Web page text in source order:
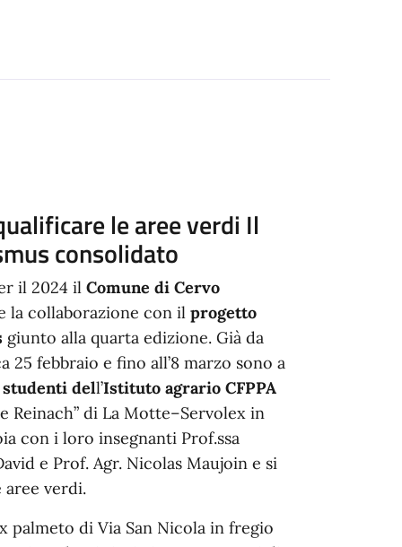
le aree verdi Il
consolidato
il 2024 il Comune di Cervo
la collaborazione con il progetto
giunto alla quarta edizione. Già da
25 febbraio e fino all’8 marzo sono a
studenti dell’Istituto agrario CFPPA
Reinach” di La Motte–Servolex in
con i loro insegnanti Prof.ssa
e Prof. Agr. Nicolas Maujoin e si
verdi.
di Via San Nicola in fregio